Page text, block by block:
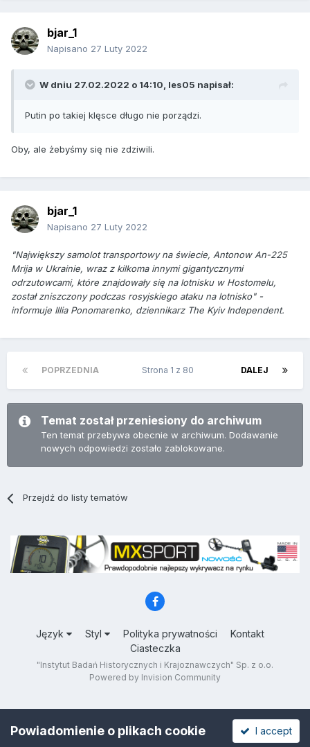
bjar_1
Napisano 27 Luty 2022
W dniu 27.02.2022 o 14:10, les05 napisał:
Putin po takiej klęsce długo nie porządzi.
Oby, ale żebyśmy się nie zdziwili.
bjar_1
Napisano 27 Luty 2022
"Największy samolot transportowy na świecie, Antonow An-225
Mrija w Ukrainie, wraz z kilkoma innymi gigantycznymi
odrzutowcami, które znajdowały się na lotnisku w Hostomelu,
został zniszczony podczas rosyjskiego ataku na lotnisko" -
informuje Illia Ponomarenko, dziennikarz The Kyiv Independent.
POPRZEDNIA DALEJ
Strona 1 z 80
Temat został przeniesiony do archiwum
Ten temat przebywa obecnie w archiwum. Dodawanie
nowych odpowiedzi zostało zablokowane.
Przejdź do listy tematów
Język Styl Polityka prywatności
Kontakt
Ciasteczka
"Instytut Badań Historycznych i Krajoznawczych" Sp. z o.o.
Powered by Invision Community
Powiadomienie o plikach cookie I accept